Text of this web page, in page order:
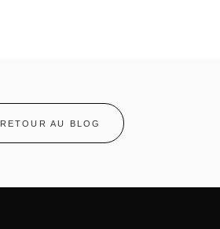
RETOUR AU BLOG